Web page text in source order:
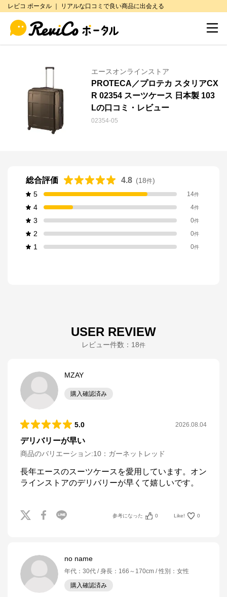
レビコ ポータル ｜ リアルな口コミで良い商品に出会える
エースオンラインストア
PROTECA／プロテカ スタリアCX
R 02354 スーツケース 日本製 103
Lの口コミ・レビュー
02354-05
総合評価 4.8 (18件)
5
14件
4 4件
3 0件
2 0件
1 0件
USER REVIEW
レビュー件数： 18件
MZAY
購入確認済み
5.0 2026.08.04
デリバリーが早い
商品のバリエーション:10：ガーネットレッド
長年エースのスーツケースを愛用しています。オン
ラインストアのデリバリーが早くて嬉しいです。
参考になった 0 Like! 0
no name
年代 ： 30代 身長 ： 166～170cm 性別 ： 女性
購入確認済み